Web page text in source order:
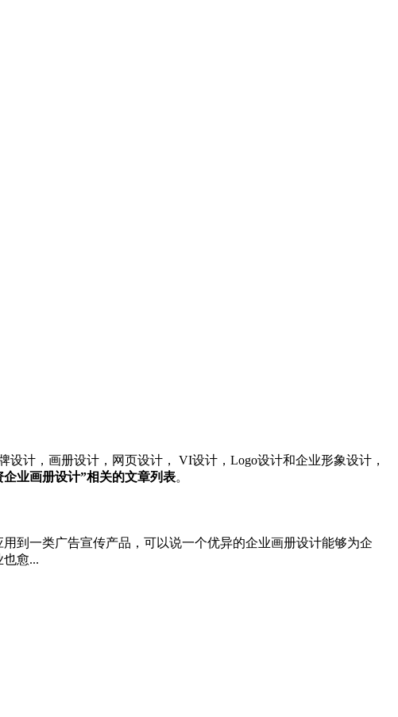
计，画册设计，网页设计， VI设计，Logo设计和企业形象设计，
企业画册设计”相关的文章列表。
到一类广告宣传产品，可以说一个优异的企业画册设计能够为企
愈...